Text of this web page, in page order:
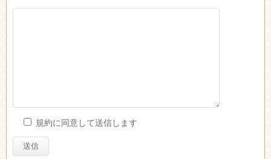
規約に同意して送信します